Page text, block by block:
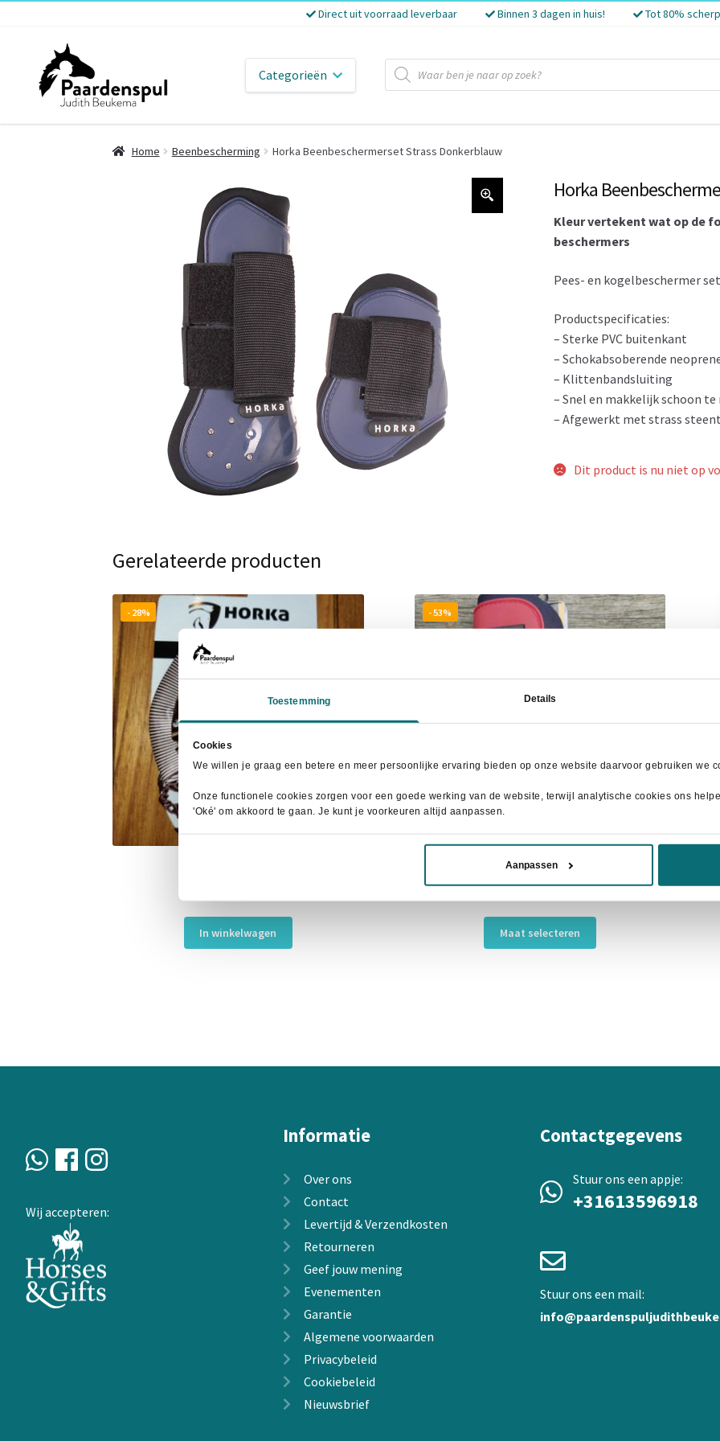
Toestemming Details
Cookies
We willen je graag een betere en meer persoonlijke ervaring bieden op onze website daarvoor gebruiken we
Onze functionele cookies zorgen voor een goede werking van de website, terwijl analytische cookies ons
'Oké' om akkoord te gaan. Je kunt je voorkeuren altijd aanpassen.
Aanpassen
Direct uit voorraad leverbaar Binnen 3 dagen in huis! Tot 80%
Categorieën
Producten
zoeken
Home Beenbescherming Horka Beenbeschermerset Strass Donkerblauw
Horka
Kleur vertekent wat op de
beschermers
Pees- en kogelbeschermer
Productspecificaties:
– Sterke PVC buitenkant
– Schokabsoberende
– Klittenbandsluiting
– Snel en makkelijk schoon te
– Afgewerkt met strass
Dit product is nu niet op
Gerelateerde producten
- 28%
was:
€6,95.
is:
€4,95.
In winkelwagen
BR Peesbeschermers Event Maple Red
- 53%
was:
€28,95.
is:
€12,50.
Maat selecteren
gekozen
productpagina
Wij accepteren:
Informatie
Over ons
Contact
Levertijd & Verzendkosten
Retourneren
Geef jouw mening
Evenementen
Garantie
Algemene voorwaarden
Privacybeleid
Cookiebeleid
Nieuwsbrief
Contactgegevens
Stuur ons een appje:
+31613596918
Stuur ons een mail: